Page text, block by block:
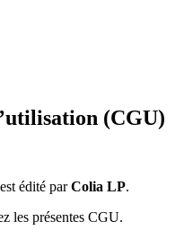
(CGU)
édité parColia LP.
les présentes CGU.